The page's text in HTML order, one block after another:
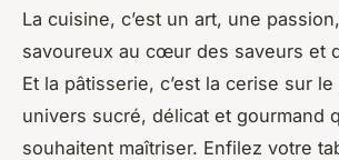
La cuisine, c’est un art, une
savoureux au cœur des saveurs et
Et la pâtisserie, c’est la cerise sur
univers sucré, délicat et gourmand
souhaitent maîtriser. Enfilez votre